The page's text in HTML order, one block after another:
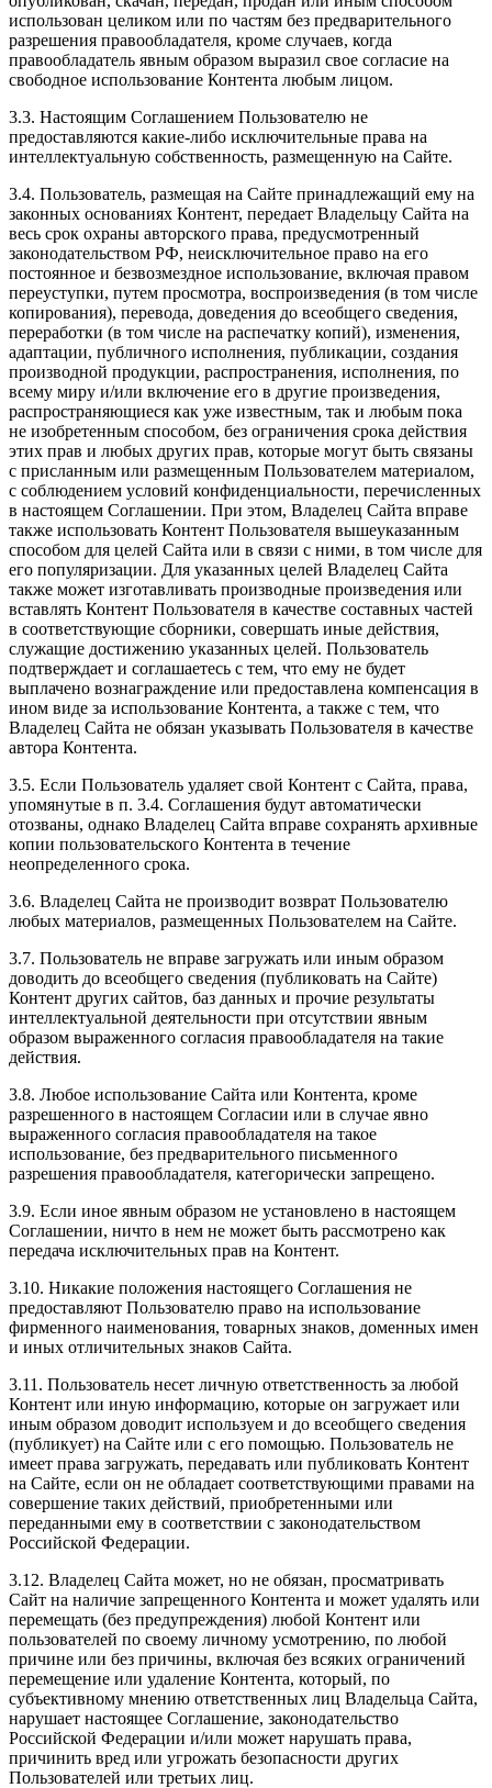
использован целиком или по частям без предварительного
разрешения правообладателя, кроме случаев, когда
правообладатель явным образом выразил свое согласие на
свободное использование Контента любым лицом.
3.3. Настоящим Соглашением Пользователю не
предоставляются какие-либо исключительные права на
интеллектуальную собственность, размещенную на Сайте.
3.4. Пользователь, размещая на Сайте принадлежащий ему на
законных основаниях Контент, передает Владельцу Сайта на
весь срок охраны авторского права, предусмотренный
законодательством РФ, неисключительное право на его
постоянное и безвозмездное использование, включая правом
переуступки, путем просмотра, воспроизведения (в том числе
копирования), перевода, доведения до всеобщего сведения,
переработки (в том числе на распечатку копий), изменения,
адаптации, публичного исполнения, публикации, создания
производной продукции, распространения, исполнения, по
всему миру и/или включение его в другие произведения,
распространяющиеся как уже известным, так и любым пока
не изобретенным способом, без ограничения срока действия
этих прав и любых других прав, которые могут быть связаны
с присланным или размещенным Пользователем материалом,
с соблюдением условий конфиденциальности, перечисленных
в настоящем Соглашении. При этом, Владелец Сайта вправе
также использовать Контент Пользователя вышеуказанным
способом для целей Сайта или в связи с ними, в том числе для
его популяризации. Для указанных целей Владелец Сайта
также может изготавливать производные произведения или
вставлять Контент Пользователя в качестве составных частей
в соответствующие сборники, совершать иные действия,
служащие достижению указанных целей. Пользователь
подтверждает и соглашаетесь с тем, что ему не будет
выплачено вознаграждение или предоставлена компенсация в
ином виде за использование Контента, а также с тем, что
Владелец Сайта не обязан указывать Пользователя в качестве
автора Контента.
3.5. Если Пользователь удаляет свой Контент с Сайта, права,
упомянутые в п. 3.4. Соглашения будут автоматически
отозваны, однако Владелец Сайта вправе сохранять архивные
копии пользовательского Контента в течение
неопределенного срока.
3.6. Владелец Сайта не производит возврат Пользователю
любых материалов, размещенных Пользователем на Сайте.
3.7. Пользователь не вправе загружать или иным образом
доводить до всеобщего сведения (публиковать на Сайте)
Контент других сайтов, баз данных и прочие результаты
интеллектуальной деятельности при отсутствии явным
образом выраженного согласия правообладателя на такие
действия.
3.8. Любое использование Сайта или Контента, кроме
разрешенного в настоящем Согласии или в случае явно
выраженного согласия правообладателя на такое
использование, без предварительного письменного
разрешения правообладателя, категорически запрещено.
3.9. Если иное явным образом не установлено в настоящем
Соглашении, ничто в нем не может быть рассмотрено как
передача исключительных прав на Контент.
3.10. Никакие положения настоящего Соглашения не
предоставляют Пользователю право на использование
фирменного наименования, товарных знаков, доменных имен
и иных отличительных знаков Сайта.
3.11. Пользователь несет личную ответственность за любой
Контент или иную информацию, которые он загружает или
иным образом доводит используем и до всеобщего сведения
(публикует) на Сайте или с его помощью. Пользователь не
имеет права загружать, передавать или публиковать Контент
на Сайте, если он не обладает соответствующими правами на
совершение таких действий, приобретенными или
переданными ему в соответствии с законодательством
Российской Федерации.
3.12. Владелец Сайта может, но не обязан, просматривать
Сайт на наличие запрещенного Контента и может удалять или
перемещать (без предупреждения) любой Контент или
пользователей по своему личному усмотрению, по любой
причине или без причины, включая без всяких ограничений
перемещение или удаление Контента, который, по
субъективному мнению ответственных лиц Владельца Сайта,
нарушает настоящее Соглашение, законодательство
Российской Федерации и/или может нарушать права,
причинить вред или угрожать безопасности других
Пользователей или третьих лиц.